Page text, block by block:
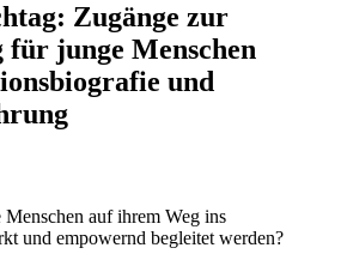
Zugänge zur
für junge Menschen
und
auf ihrem Weg ins
und empowernd begleitet werden?